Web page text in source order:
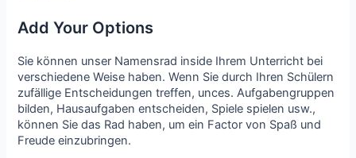
Add Your Options
Sie können unser Namensrad inside Ihrem Unterricht bei
verschiedene Weise haben. Wenn Sie durch Ihren Schülern
zufällige Entscheidungen treffen, unces. Aufgabengruppen
bilden, Hausaufgaben entscheiden, Spiele spielen usw.,
können Sie das Rad haben, um ein Factor von Spaß und
Freude einzubringen.